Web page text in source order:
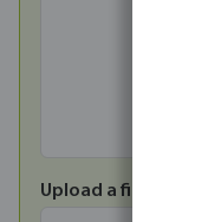
Upload a file